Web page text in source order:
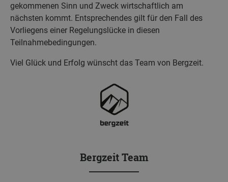
gekommenen Sinn und Zweck wirtschaftlich am
nächsten kommt. Entsprechendes gilt für den Fall des
Vorliegens einer Regelungslücke in diesen
Teilnahmebedingungen.
Viel Glück und Erfolg wünscht das Team von Bergzeit.
Bergzeit Team